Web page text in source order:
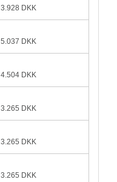
3.928 DKK
5.037 DKK
4.504 DKK
3.265 DKK
3.265 DKK
3.265 DKK